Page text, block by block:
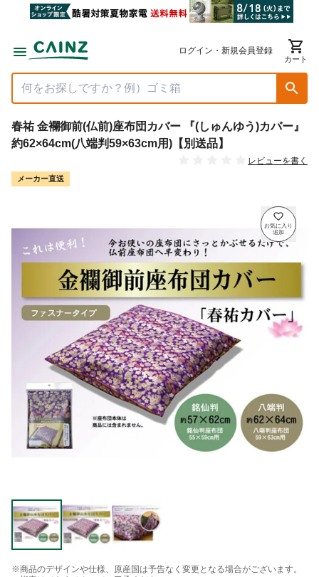
ログイン・新規会員登録
カート
春祐 金襴御前(仏前)座布団カバー 『(しゅんゆう)カバー』
約62×64cm(八端判59×63cm用)【別送品】
レビューを書く
メーカー直送
※商品のデザインや仕様、原産国は予告なく変更となる場合がございます。